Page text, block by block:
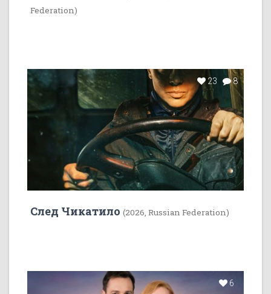
Federation)
23 8
След Чикатило (2026, Russian Federation)
6